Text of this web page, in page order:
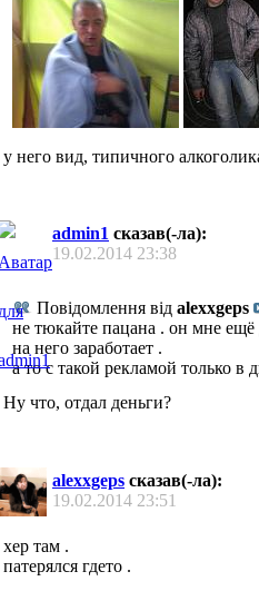
у него вид, типичного
admin1 сказав(-ла):
19.02.2014 23:38
Повідомлення від alexxgeps
не тюкайте пацана . он мне ещё
на него заработает .
а то с такой рекламой только в
Ну что, отдал деньги?
alexxgeps сказав(-ла):
19.02.2014 23:51
хер там .
патерялся гдето .